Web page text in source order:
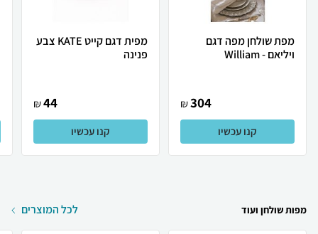
מפת שולחן מפה דגם
ויליאם - William
304
₪
קנו עכשיו
מפית דגם קייט KATE צבע
פנינה
44
₪
קנו עכשיו
מפות שולחן ועוד לכל המוצרים